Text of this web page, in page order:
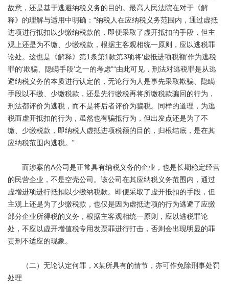
故意，还是基于逃避纳税义务的目的。最高人民法院在对于《解
释》的理解与适用中明确：“纳税人在应纳税义务范围内，通过虚抵
进项进行抵扣以少缴纳税款的，即便采取了虚开抵扣的手段，但主
观上还是为不缴、少缴税款，根据主客观相统一原则，应以逃税罪
论处。这也是《解释》第1条第1款第3项将‘虚抵进项税额’作为逃税
罪的‘欺骗、隐瞒手段’之一的考虑”“由此可见，刑法对逃税罪是从逃
避纳税义务的本质进行认定的，无论行为人是事先采取欺骗、隐瞒
手段以不缴、少缴税款，还是先行缴税再将所缴税款骗回的行为，
刑法都评价为逃税，而不是将后者评价为骗税。同样的道理，为逃
税而虚开抵扣的行为，虽然也有骗抵行为，但出发点还是为了不
缴、少缴税款，即纳税人虚抵进项税额的目的，归根结底，是在其
应纳税范围内逃税。”
而涉案的A公司是正常具有纳税义务的企业，也是长期稳定经营
的民营企业，不是空壳公司。该公司在其应纳税义务范围内，通过
虚增进项进行抵扣以少缴纳税款。即便采取了虚开抵扣的手段，但
主观上还是为了少缴税款，也仅是因为虚抵进项的行为逃避了应缴
部分企业所得税的义务，根据主客观相统一原则，应以逃税罪论
处，不应以虚开增值税专用发票罪进行打击，否则会出现明显的罪
责刑不适应的现象。
（二）无论认定何罪，X某所具有的情节，亦可作免除刑事处罚
处理